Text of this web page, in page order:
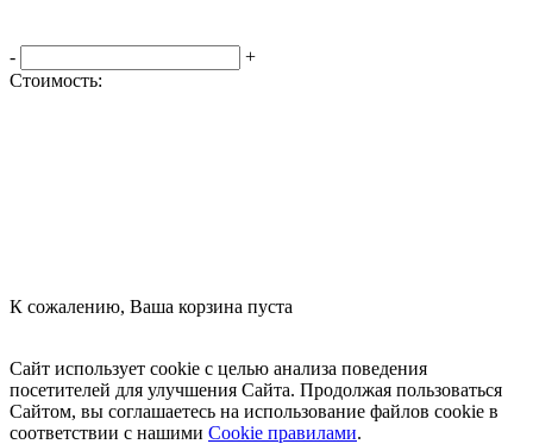
-
+
Стоимость:
К сожалению, Ваша корзина пуста
Сайт использует cookie с целью анализа поведения
посетителей для улучшения Сайта. Продолжая пользоваться
Сайтом, вы соглашаетесь на использование файлов cookie в
соответствии с нашими Cookiе правилами.